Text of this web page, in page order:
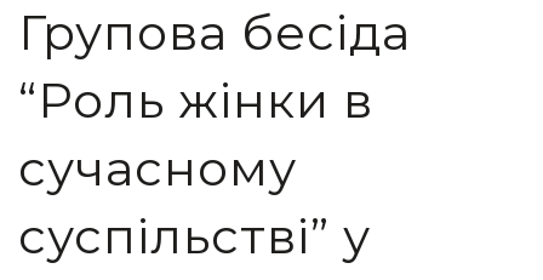
Групова бесіда
“Роль жінки в
сучасному
суспільстві” у